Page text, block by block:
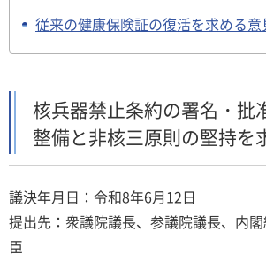
従来の健康保険証の復活を求める意
核兵器禁止条約の署名・批
整備と非核三原則の堅持を
議決年月日：令和8年6月12日
提出先：衆議院議長、参議院議長、内
臣